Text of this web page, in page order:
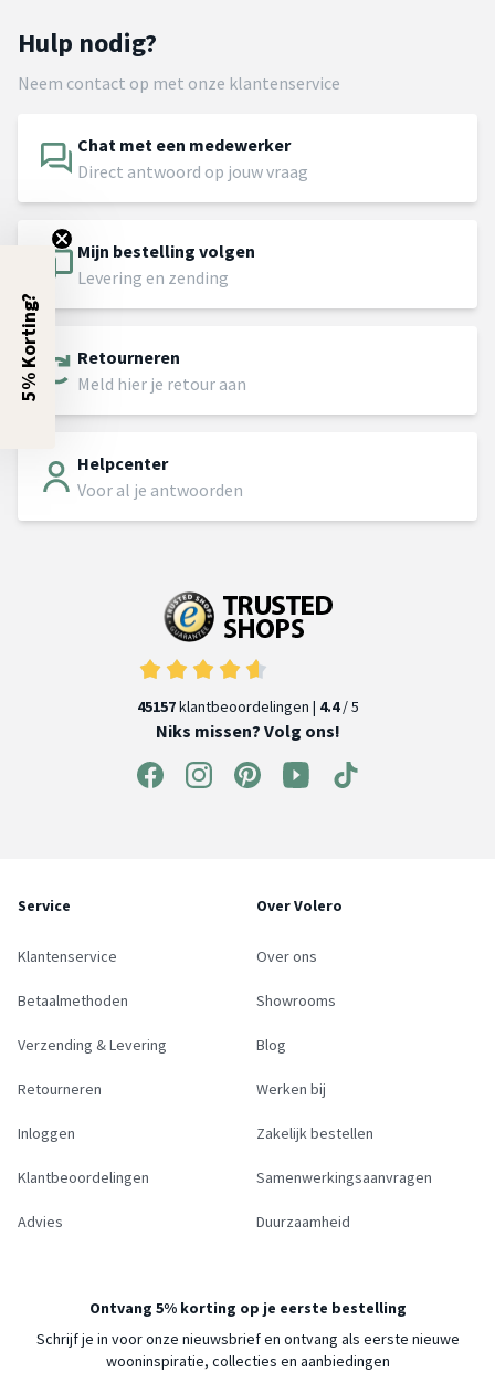
Hulp nodig?
Neem contact op met onze klantenservice
Chat met een medewerker
Direct antwoord op jouw vraag
Mijn bestelling volgen
Levering en zending
Retourneren
Meld hier je retour aan
Helpcenter
Voor al je antwoorden
45157klantbeoordelingen | 4.4/ 5
Niks missen? Volg ons!
Service
Klantenservice
Betaalmethoden
Verzending & Levering
Retourneren
Inloggen
Klantbeoordelingen
Advies
Over Volero
Over ons
Showrooms
Blog
Werken bij
Zakelijk bestellen
Samenwerkingsaanvragen
Duurzaamheid
Ontvang 5% korting op je eerste bestelling
Schrijf je in voor onze nieuwsbrief en ontvang als eerste nieuwe
wooninspiratie, collecties en aanbiedingen
5% Korting?